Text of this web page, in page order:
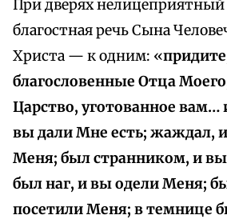
При дверях
благостная речь Сына
Христа — к одним: «
благословенные Отца
Царство, уготованное вам…
вы дали Мне есть; жаждал,
Меня; был странником, и
был наг, и вы одели Меня;
посетили Меня; в темнице